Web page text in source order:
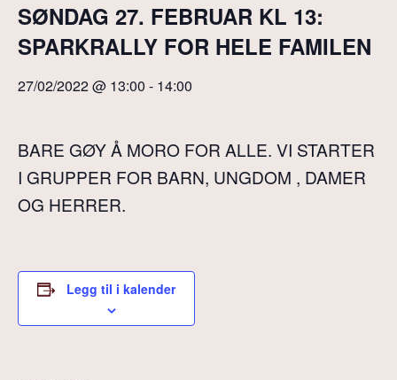
SØNDAG 27. FEBRUAR KL 13:
SPARKRALLY FOR HELE FAMILEN
27/02/2022 @ 13:00 - 14:00
BARE GØY Å MORO FOR ALLE. VI STARTER
I GRUPPER FOR BARN, UNGDOM , DAMER
OG HERRER.
Legg til i kalender